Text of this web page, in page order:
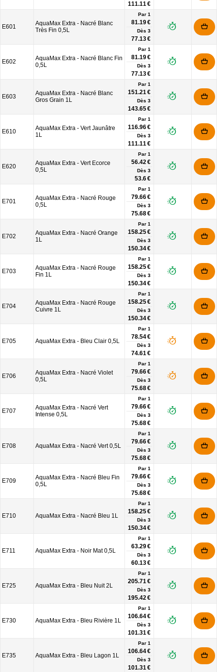
111.11 €
E601
AquaMax Extra - Nacré Blanc
Très Fin 0,5L
Par 1
81.19 €
Dès 3
77.13 €
E602
AquaMax Extra - Nacré Blanc Fin
0,5L
Par 1
81.19 €
Dès 3
77.13 €
E603
AquaMax Extra - Nacré Blanc
Gros Grain 1L
Par 1
151.21 €
Dès 3
143.65 €
E610
AquaMax Extra - Vert Jaunâtre
1L
Par 1
116.96 €
Dès 3
111.11 €
E620
AquaMax Extra - Vert Ecorce
0,5L
Par 1
56.42 €
Dès 3
53.6 €
E701
AquaMax Extra - Nacré Rouge
0,5L
Par 1
79.66 €
Dès 3
75.68 €
E702
AquaMax Extra - Nacré Orange
1L
Par 1
158.25 €
Dès 3
150.34 €
E703
AquaMax Extra - Nacré Rouge
Fin 1L
Par 1
158.25 €
Dès 3
150.34 €
E704
AquaMax Extra - Nacré Rouge
Cuivre 1L
Par 1
158.25 €
Dès 3
150.34 €
E705 AquaMax Extra - Bleu Clair 0,5L
Par 1
78.54 €
Dès 3
74.61 €
E706
AquaMax Extra - Nacré Violet
0,5L
Par 1
79.66 €
Dès 3
75.68 €
E707
AquaMax Extra - Nacré Vert
Intense 0,5L
Par 1
79.66 €
Dès 3
75.68 €
E708 AquaMax Extra - Nacré Vert 0,5L
Par 1
79.66 €
Dès 3
75.68 €
E709
AquaMax Extra - Nacré Bleu Fin
0,5L
Par 1
79.66 €
Dès 3
75.68 €
E710 AquaMax Extra - Nacré Bleu 1L
Par 1
158.25 €
Dès 3
150.34 €
E711 AquaMax Extra - Noir Mat 0,5L
Par 1
63.29 €
Dès 3
60.13 €
E725 AquaMax Extra - Bleu Nuit 2L
Par 1
205.71 €
Dès 3
195.42 €
E730 AquaMax Extra - Bleu Rivière 1L
Par 1
106.64 €
Dès 3
101.31 €
E735 AquaMax Extra - Bleu Lagon 1L
Par 1
106.64 €
Dès 3
101.31 €